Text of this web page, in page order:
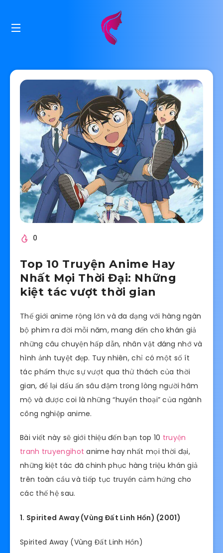
0
Top 10 Truyện Anime Hay
Nhất Mọi Thời Đại: Những
kiệt tác vượt thời gian
Thế giới anime rộng lớn và đa dạng với hàng ngàn
bộ phim ra đời mỗi năm, mang đến cho khán giả
những câu chuyện hấp dẫn, nhân vật đáng nhớ và
hình ảnh tuyệt đẹp. Tuy nhiên, chỉ có một số ít
tác phẩm thực sự vượt qua thử thách của thời
gian, để lại dấu ấn sâu đậm trong lòng người hâm
mộ và được coi là những “huyền thoại” của ngành
công nghiệp anime.
Bài viết này sẽ giới thiệu đến bạn top 10 truyện
tranh truyengihot anime hay nhất mọi thời đại,
những kiệt tác đã chinh phục hàng triệu khán giả
trên toàn cầu và tiếp tục truyền cảm hứng cho
các thế hệ sau.
1. Spirited Away (Vùng Đất Linh Hồn) (2001)
Spirited Away (Vùng Đất Linh Hồn)